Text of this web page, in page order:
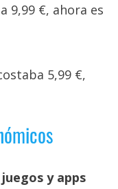
9,99 €, ahora es
5,99 €,
y apps